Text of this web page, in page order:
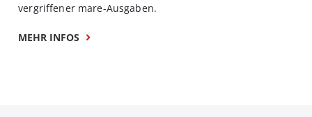
vergriffener mare-Ausgaben.
MEHR INFOS